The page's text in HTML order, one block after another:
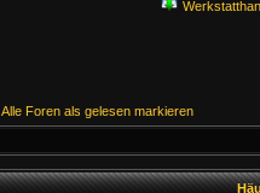
Alle Foren als gelesen markieren